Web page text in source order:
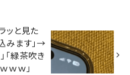
ッと見た
みます」→
「緑茶吹き
ｗｗ」